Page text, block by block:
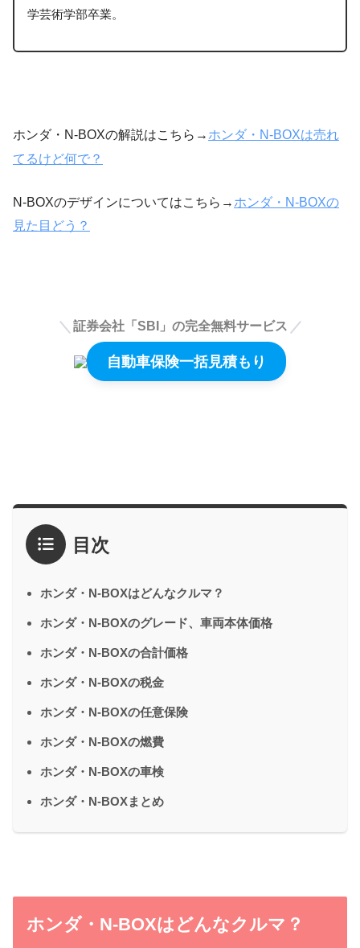
学芸術学部卒業。
ホンダ・N-BOXの解説はこちら→ホンダ・N-BOXは売れ
てるけど何で？
N-BOXのデザインについてはこちら→ホンダ・N-BOXの
見た目どう？
証券会社「SBI」の完全無料サービス
自動車保険一括見積もり
目次
ホンダ・N-BOXはどんなクルマ？
ホンダ・N-BOXのグレード、車両本体価格
ホンダ・N-BOXの合計価格
ホンダ・N-BOXの税金
ホンダ・N-BOXの任意保険
ホンダ・N-BOXの燃費
ホンダ・N-BOXの車検
ホンダ・N-BOXまとめ
ホンダ・N-BOXはどんなクルマ？